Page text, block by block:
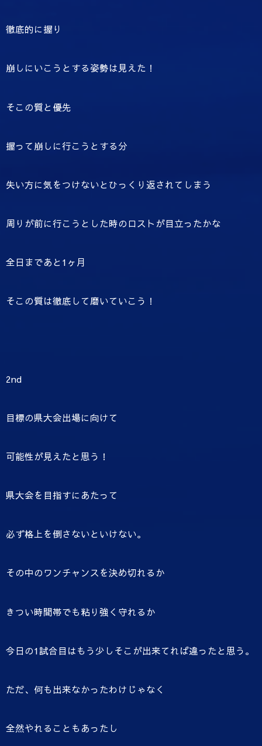
徹底的に握り
崩しにいこうとする姿勢は見えた！
そこの質と優先
握って崩しに行こうとする分
失い方に気をつけないとひっくり返されてしまう
周りが前に行こうとした時のロストが目立ったかな
全日まであと1ヶ月
そこの質は徹底して磨いていこう！
2nd
目標の県大会出場に向けて
可能性が見えたと思う！
県大会を目指すにあたって
必ず格上を倒さないといけない。
その中のワンチャンスを決め切れるか
きつい時間帯でも粘り強く守れるか
今日の1試合目はもう少しそこが出来てれば違ったと思う。
ただ、何も出来なかったわけじゃなく
全然やれることもあったし